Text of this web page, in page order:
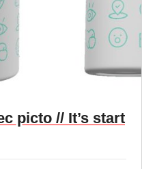
picto // It’s start